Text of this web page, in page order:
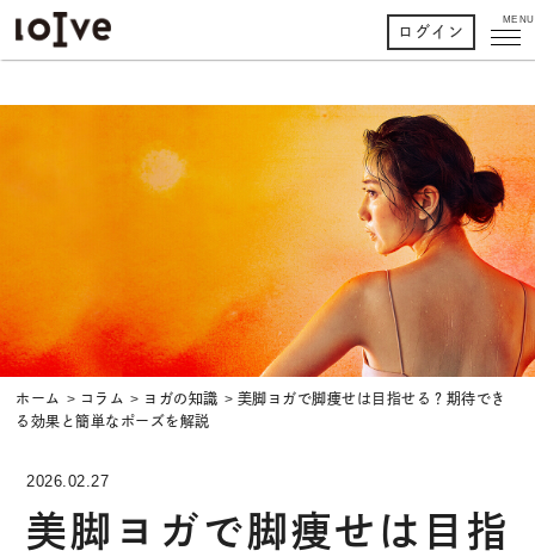
MENU
ログイン
ホーム コラム ヨガの知識
美脚ヨガで脚痩せは目指せる？期待でき
る効果と簡単なポーズを解説
2026.02.27
美脚ヨガで脚痩せは目指